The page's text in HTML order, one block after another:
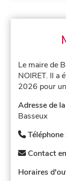
Le maire de
NOIRET. Il a
2026 pour
Adresse de
Basseux
Contact
Horaires